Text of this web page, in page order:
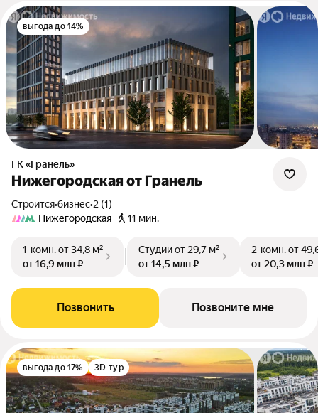
выгода до 14%
ГК «Гранель»
Нижегородская от Гранель
Строится•бизнес•2 (1)
Нижегородская
11 мин.
1-комн.от 34,8 м²
от 16,9 млн ₽
Студииот 29,7 м²
от 14,5 млн ₽
2-комн.от
от 20,3 млн ₽
Позвонить Позвоните мне
выгода до 17% 3D-тур